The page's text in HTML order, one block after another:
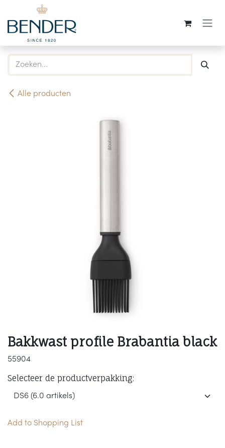
Overslaan naar inhoud
Alle producten
Bakkwast profile Brabantia black
55904
Selecteer de productverpakking:
Add to Shopping List